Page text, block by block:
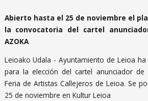
Abierto hasta el 25 de noviembre el
la convocatoria del cartel
AZOKA
Leioako Udala - Ayuntamiento de Leioa
para la elección del cartel anunciador de
Feria de Artistas Callejeros de Leioa. Se
25 de noviembre en Kultur Leioa